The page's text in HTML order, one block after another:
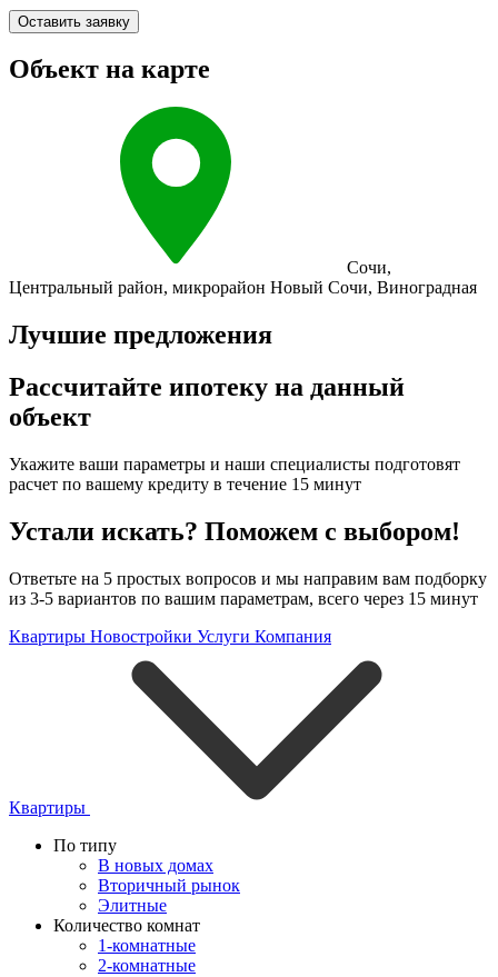
Оставить заявку
Объект на карте
Сочи,
Центральный район, микрорайон Новый Сочи, Виноградная
Лучшие предложения
Рассчитайте ипотеку на данный
объект
Укажите ваши параметры и наши специалисты подготовят
расчет по вашему кредиту в течение 15 минут
Устали искать? Поможем с выбором!
Ответьте на 5 простых вопросов и мы направим вам подборку
из 3-5 вариантов по вашим параметрам, всего через 15 минут
Квартиры Новостройки Услуги Компания
Квартиры
По типу
В новых домах
Вторичный рынок
Элитные
Количество комнат
1-комнатные
2-комнатные